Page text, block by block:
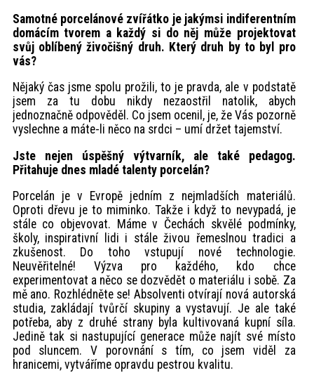
Samotné porcelánové zvířátko je jakýmsi indiferentním
domácím tvorem a každý si do něj může projektovat
svůj oblíbený živočišný druh. Který druh by to byl pro
vás?
Nějaký čas jsme spolu prožili, to je pravda, ale v podstatě
jsem za tu dobu nikdy nezaostřil natolik, abych
jednoznačně odpověděl. Co jsem ocenil, je, že Vás pozorně
vyslechne a máte-li něco na srdci – umí držet tajemství.
Jste nejen úspěšný výtvarník, ale také pedagog.
Přitahuje dnes mladé talenty porcelán?
Porcelán je v Evropě jedním z nejmladších materiálů.
Oproti dřevu je to miminko. Takže i když to nevypadá, je
stále co objevovat. Máme v Čechách skvělé podmínky,
školy, inspirativní lidi i stále živou řemeslnou tradici a
zkušenost. Do toho vstupují nové technologie.
Neuvěřitelné! Výzva pro každého, kdo chce
experimentovat a něco se dozvědět o materiálu i sobě. Za
mě ano. Rozhlédněte se! Absolventi otvírají nová autorská
studia, zakládají tvůrčí skupiny a vystavují. Je ale také
potřeba, aby z druhé strany byla kultivovaná kupní síla.
Jedině tak si nastupující generace může najít své místo
pod sluncem. V porovnání s tím, co jsem viděl za
hranicemi, vytváříme opravdu pestrou kvalitu.